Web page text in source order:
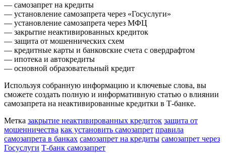
— самозапрет на кредиты
— установление самозапрета через «Госуслуги»
— установление самозапрета через МФЦ
— закрытие неактивированных кредиток
— защита от мошеннических схем
— кредитные карты и банковские счета с овердрафтом
— ипотека и автокредиты
— основной образовательный кредит
Используя собранную информацию и ключевые слова, вы
сможете создать полную и информативную статью о влиянии
самозапрета на неактивированные кредитки в Т-банке.
Метка закрытие неактивированных кредиток защита от
мошенничества как установить самозапрет правила
самозапрета в банках самозапрет на кредиты самозапрет через
Госуслуги Т-банк самозапрет